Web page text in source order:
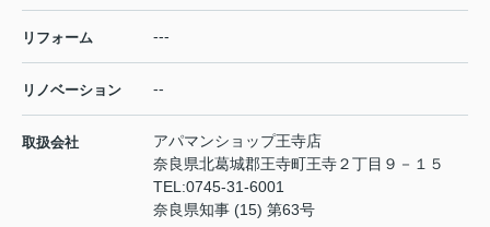
リフォーム ---
リノベーション --
取扱会社
アパマンショップ王寺店
奈良県北葛城郡王寺町王寺２丁目９－１５
TEL:0745-31-6001
奈良県知事 (15) 第63号